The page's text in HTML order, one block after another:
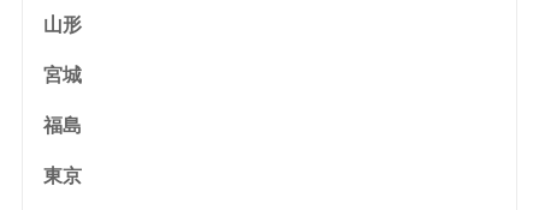
山形
宮城
福島
東京